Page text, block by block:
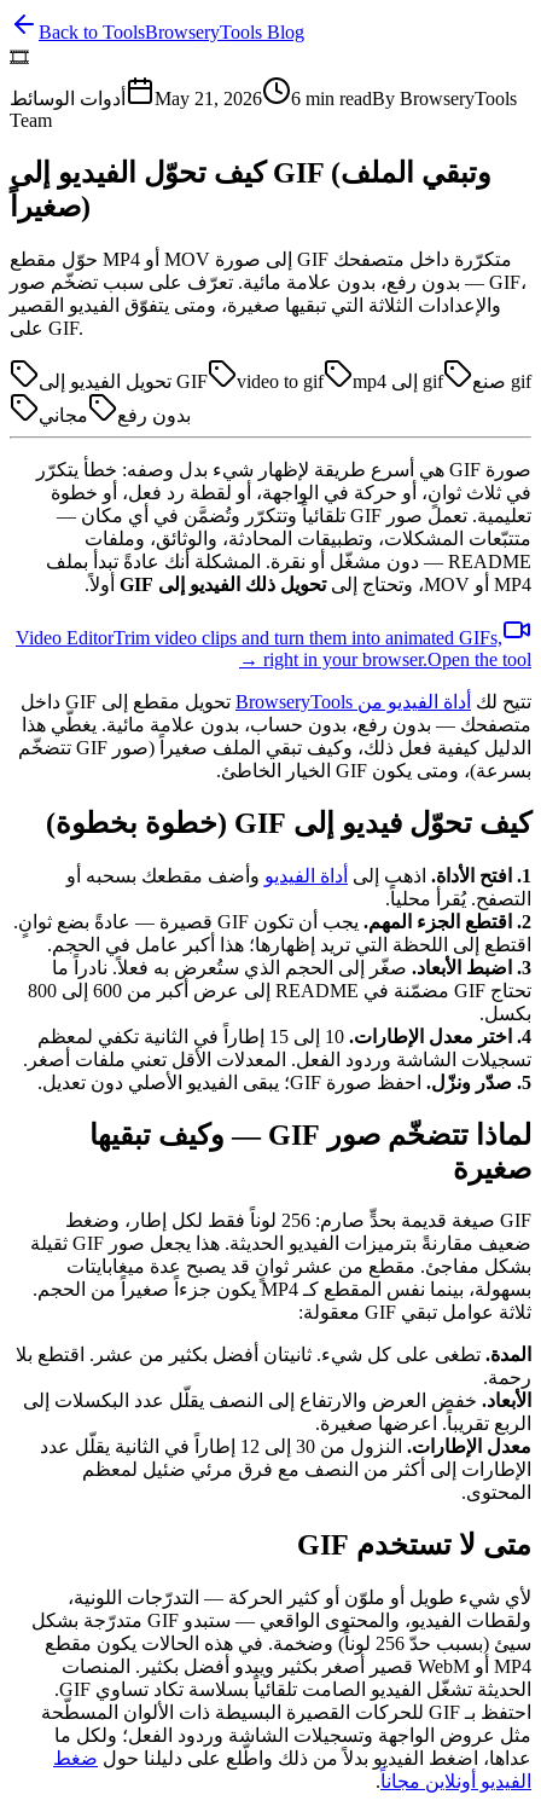
Back to ToolsBrowseryTools Blog
🎞️
أدوات الوسائط
May 21, 2026 6 min readBy BrowseryTools
Team
كيف تحوّل الفيديو إلى GIF (وتبقي الملف
صغيراً)
حوّل مقطع MP4 أو MOV إلى صورة GIF متكرّرة داخل متصفحك
— بدون رفع، بدون علامة مائية. تعرّف على سبب تضخّم صور GIF،
والإعدادات الثلاثة التي تبقيها صغيرة، ومتى يتفوّق الفيديو القصير
على GIF.
تحويل الفيديو إلى GIF video to gif mp4 إلى gif
صنع gif
بدون رفع
مجاني
صورة GIF هي أسرع طريقة لإظهار شيء بدل وصفه: خطأ يتكرّر
في ثلاث ثوانٍ، أو حركة في الواجهة، أو لقطة رد فعل، أو خطوة
تعليمية. تعمل صور GIF تلقائياً وتتكرّر وتُضمَّن في أي مكان —
متتبّعات المشكلات، وتطبيقات المحادثة، والوثائق، وملفات
README — دون مشغّل أو نقرة. المشكلة أنك عادةً تبدأ بملف
MP4 أو MOV، وتحتاج إلى
تحويل ذلك الفيديو إلى GIF أولاً.
Video EditorTrim video clips and turn them into animated GIFs,
right in your browser.Open the tool →
تتيح لك أداة الفيديو من BrowseryTools
تحويل مقطع إلى GIF داخل
متصفحك — بدون رفع، بدون حساب، بدون علامة مائية. يغطّي هذا
الدليل كيفية فعل ذلك، وكيف تبقي الملف صغيراً (صور GIF تتضخّم
بسرعة)، ومتى يكون GIF الخيار الخاطئ.
كيف تحوّل فيديو إلى GIF (خطوة بخطوة)
1. افتح الأداة. اذهب إلى أداة الفيديو وأضف مقطعك بسحبه أو
التصفح. يُقرأ محلياً.
2. اقتطع الجزء المهم.
يجب أن تكون GIF قصيرة — عادةً بضع ثوانٍ.
اقتطع إلى اللحظة التي تريد إظهارها؛ هذا أكبر عامل في الحجم.
3. اضبط الأبعاد.
صغّر إلى الحجم الذي ستُعرض به فعلاً. نادراً ما
تحتاج GIF مضمّنة في README إلى عرض أكبر من 600 إلى 800
بكسل.
4. اختر معدل الإطارات.
10 إلى 15 إطاراً في الثانية تكفي لمعظم
تسجيلات الشاشة وردود الفعل. المعدلات الأقل تعني ملفات أصغر.
5. صدّر ونزّل.
احفظ صورة GIF؛ يبقى الفيديو الأصلي دون تعديل.
لماذا تتضخّم صور GIF — وكيف تبقيها
صغيرة
GIF صيغة قديمة بحدٍّ صارم: 256 لوناً فقط لكل إطار، وضغط
ضعيف مقارنةً بترميزات الفيديو الحديثة. هذا يجعل صور GIF ثقيلة
بشكل مفاجئ. مقطع من عشر ثوانٍ قد يصبح عدة ميغابايتات
بسهولة، بينما نفس المقطع كـ MP4 يكون جزءاً صغيراً من الحجم.
ثلاثة عوامل تبقي GIF معقولة:
المدة. تطغى على كل شيء. ثانيتان أفضل بكثير من عشر. اقتطع بلا
رحمة.
الأبعاد. خفض العرض والارتفاع إلى النصف يقلّل عدد البكسلات إلى
الربع تقريباً. اعرضها صغيرة.
معدل الإطارات.
النزول من 30 إلى 12 إطاراً في الثانية يقلّل عدد
الإطارات إلى أكثر من النصف مع فرق مرئي ضئيل لمعظم
المحتوى.
متى لا تستخدم GIF
لأي شيء طويل أو ملوّن أو كثير الحركة — التدرّجات اللونية،
ولقطات الفيديو، والمحتوى الواقعي — ستبدو GIF متدرّجة بشكل
سيئ (بسبب حدّ 256 لوناً) وضخمة. في هذه الحالات يكون مقطع
MP4 أو WebM قصير أصغر بكثير ويبدو أفضل بكثير. المنصات
الحديثة تشغّل الفيديو الصامت تلقائياً بسلاسة تكاد تساوي GIF.
احتفظ بـ GIF للحركات القصيرة البسيطة ذات الألوان المسطّحة
مثل عروض الواجهة وتسجيلات الشاشة وردود الفعل؛ ولكل ما
عداها، اضغط الفيديو بدلاً من ذلك واطّلع على دليلنا حول ضغط
الفيديو أونلاين مجاناً.